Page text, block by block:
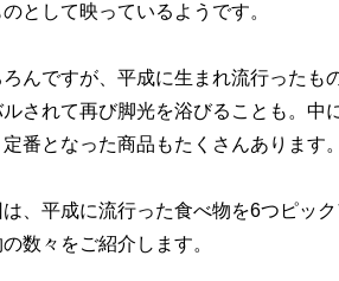
のとして映っているようです。
んですが、平成に生まれ流行ったも
されて再び脚光を浴びることも。中
番となった商品もたくさんあります。
、平成に流行った食べ物を6つピッ
の数々をご紹介します。